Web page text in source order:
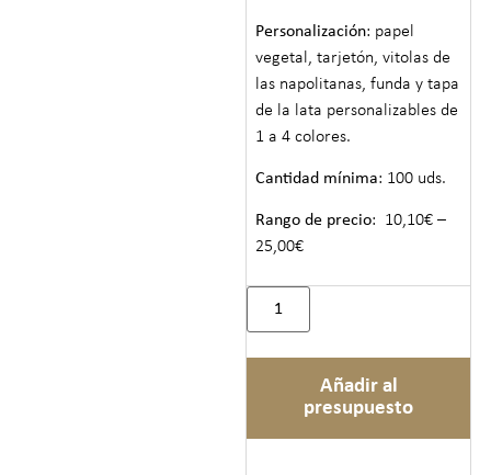
Personalización: papel
vegetal, tarjetón, vitolas de
las napolitanas, funda y tapa
de la lata personalizables de
1 a 4 colores.
Cantidad mínima: 100 uds.
Rango de precio: 10,10€ –
25,00€
Añadir al
presupuesto